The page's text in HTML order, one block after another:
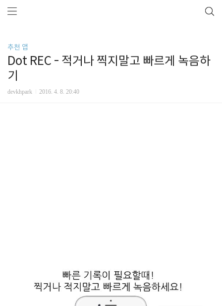
추천 앱
Dot REC - 적거나 찍지말고 빠르게 녹음하
기
devkhpark 2016. 4. 8. 20:40